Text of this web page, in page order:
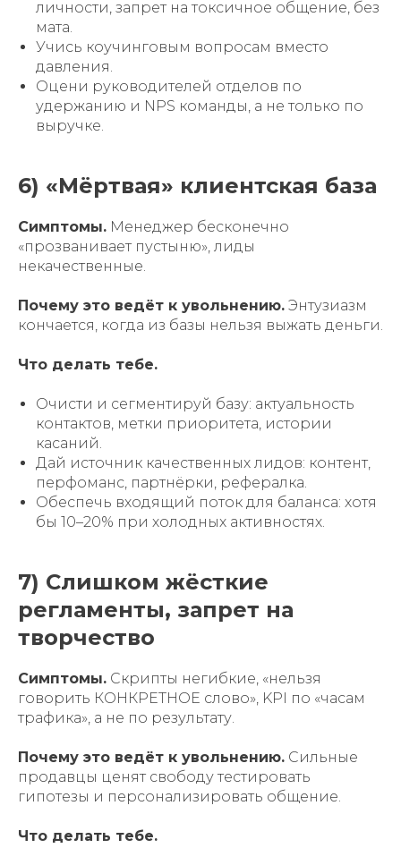
личности, запрет на токсичное общение, без
мата.
Учись коучинговым вопросам вместо
давления.
Оцени руководителей отделов по
удержанию и NPS команды, а не только по
выручке.
6) «Мёртвая» клиентская база
Симптомы. Менеджер бесконечно
«прозванивает пустыню», лиды
некачественные.
Почему это ведёт к увольнению. Энтузиазм
кончается, когда из базы нельзя выжать деньги.
Что делать тебе.
Очисти и сегментируй базу: актуальность
контактов, метки приоритета, истории
касаний.
Дай источник качественных лидов: контент,
перфоманс, партнёрки, рефералка.
Обеспечь входящий поток для баланса: хотя
бы 10–20% при холодных активностях.
7) Слишком жёсткие
регламенты, запрет на
творчество
Симптомы. Скрипты негибкие, «нельзя
говорить КОНКРЕТНОЕ слово», KPI по «часам
трафика», а не по результату.
Почему это ведёт к увольнению. Сильные
продавцы ценят свободу тестировать
гипотезы и персонализировать общение.
Что делать тебе.